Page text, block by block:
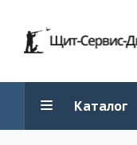
Каталог